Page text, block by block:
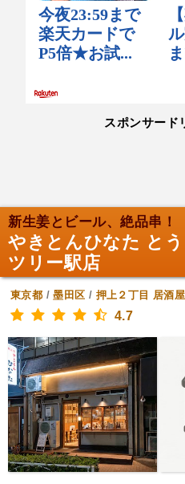
スポンサード
新生姜とビール、絶品串！
やきとんひなた と
ツリー駅店
東京都 /墨田区 / 押上２丁目 居酒屋
4.7